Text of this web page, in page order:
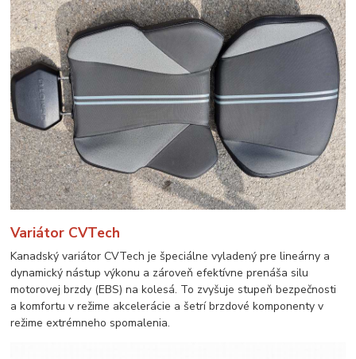
Variátor CVTech
Kanadský variátor CVTech je špeciálne vyladený pre lineárny a
dynamický nástup výkonu a zároveň efektívne prenáša silu
motorovej brzdy (EBS) na kolesá. To zvyšuje stupeň bezpečnosti
a komfortu v režime akcelerácie a šetrí brzdové komponenty v
režime extrémneho spomalenia.